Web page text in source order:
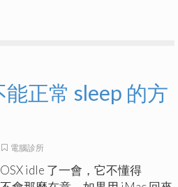
正常 sleep 的方
電腦診所
idle 了一會，它不懂得